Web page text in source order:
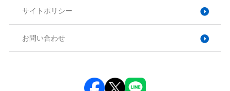
サイトポリシー
お問い合わせ